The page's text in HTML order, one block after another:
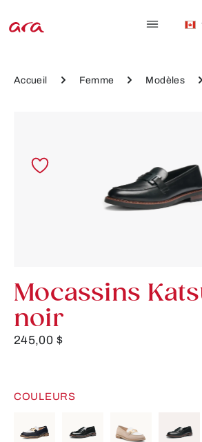
Passer au contenu principal
Accueil Femme Modèles
Mocassins
noir
245,00 $
COULEURS